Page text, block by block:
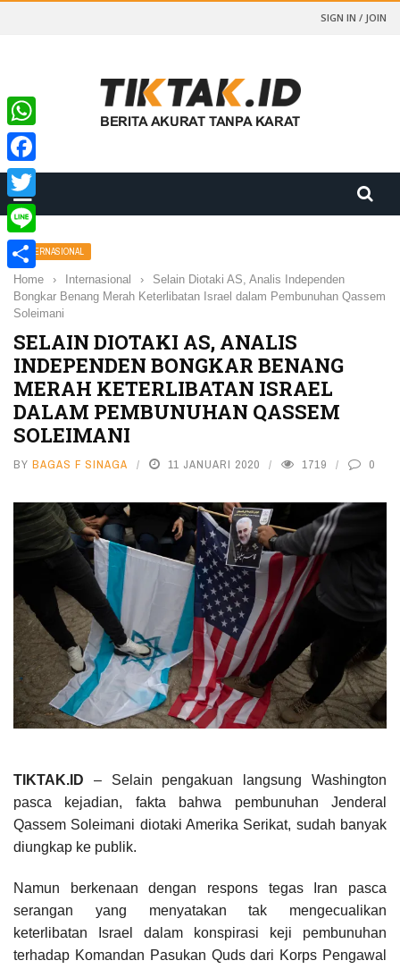
SIGN IN / JOIN
INTERNASIONAL
Home › Internasional ›
Selain Diotaki AS, Analis Independen
Bongkar Benang Merah Keterlibatan Israel dalam Pembunuhan Qassem
Soleimani
SELAIN DIOTAKI AS, ANALIS
INDEPENDEN BONGKAR BENANG
MERAH KETERLIBATAN ISRAEL
DALAM PEMBUNUHAN QASSEM
SOLEIMANI
BY BAGAS F SINAGA 11 JANUARI 2020 1719 0
TIKTAK.ID – Selain pengakuan langsung Washington
pasca kejadian, fakta bahwa pembunuhan Jenderal
Qassem Soleimani diotaki Amerika Serikat, sudah banyak
diungkap ke publik.
Namun berkenaan dengan respons tegas Iran pasca
serangan yang menyatakan tak mengecualikan
keterlibatan Israel dalam konspirasi keji pembunuhan
terhadap Komandan Pasukan Quds dari Korps Pengawal
WhatsApp
Facebook
Twitter
Line
Share